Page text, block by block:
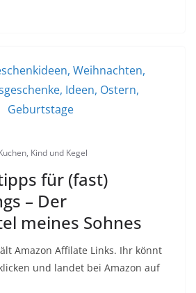
Kind und Kegel
für (fast)
– Der
meines Sohnes
Amazon Affilate Links. Ihr könnt
und landet bei Amazon auf